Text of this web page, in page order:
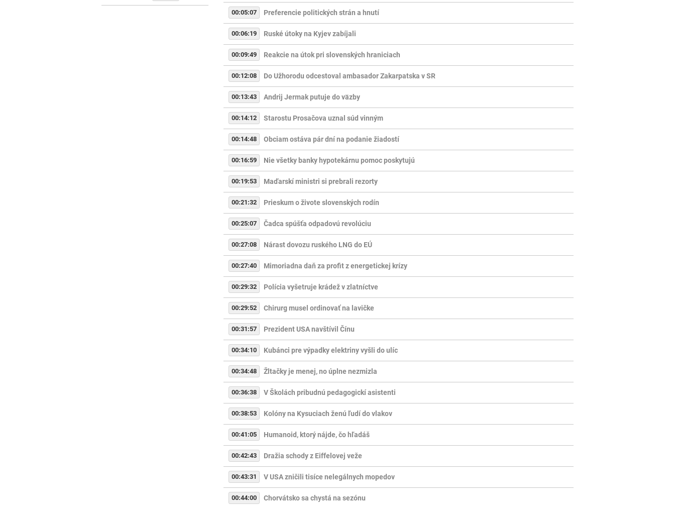
00:05:07 Preferencie politických strán a hnutí
00:06:19 Ruské útoky na Kyjev zabíjali
00:09:49 Reakcie na útok pri slovenských hraniciach
00:12:08 Do Užhorodu odcestoval ambasador Zakarpatska v SR
00:13:43 Andrij Jermak putuje do väzby
00:14:12 Starostu Prosačova uznal súd vinným
00:14:48 Obciam ostáva pár dní na podanie žiadostí
00:16:59 Nie všetky banky hypotekárnu pomoc poskytujú
00:19:53 Maďarskí ministri si prebrali rezorty
00:21:32 Prieskum o živote slovenských rodín
00:25:07 Čadca spúšťa odpadovú revolúciu
00:27:08 Nárast dovozu ruského LNG do EÚ
00:27:40 Mimoriadna daň za profit z energetickej krízy
00:29:32 Polícia vyšetruje krádež v zlatníctve
00:29:52 Chirurg musel ordinovať na lavičke
00:31:57 Prezident USA navštívil Čínu
00:34:10 Kubánci pre výpadky elektriny vyšli do ulíc
00:34:48 Žltačky je menej, no úplne nezmizla
00:36:38 V Školách pribudnú pedagogickí asistenti
00:38:53 Kolóny na Kysuciach ženú ľudí do vlakov
00:41:05 Humanoid, ktorý nájde, čo hľadáš
00:42:43 Dražia schody z Eiffelovej veže
00:43:31 V USA zničili tisíce nelegálnych mopedov
00:44:00 Chorvátsko sa chystá na sezónu